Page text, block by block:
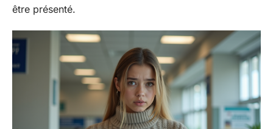
être présenté.